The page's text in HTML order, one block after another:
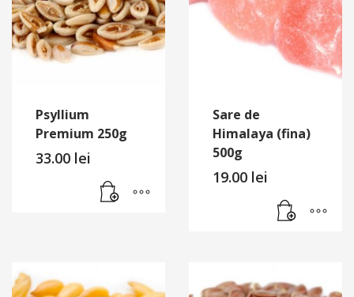
Psyllium
Premium 250g
33.00 lei
Sare de
Himalaya (fina)
500g
19.00 lei